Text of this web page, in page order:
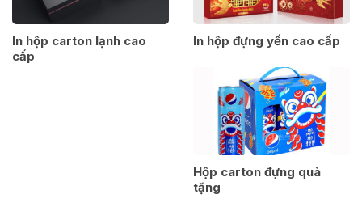
In hộp carton lạnh cao
cấp
In hộp đựng yến cao cấp
Hộp carton đựng quà
tặng